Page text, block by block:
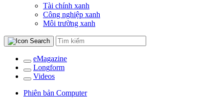
Tài chính xanh
Công nghiệp xanh
Môi trường xanh
eMagazine
Longform
Videos
Phiên bản Computer